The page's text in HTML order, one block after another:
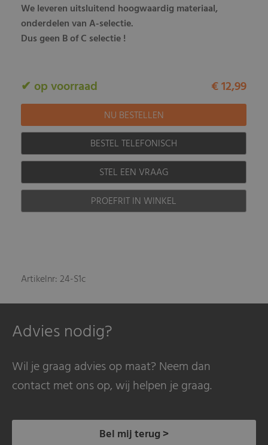
We leveren uitsluitend hoogwaardig materiaal,
onderdelen van A-selectie.
Dus geen B of C selectie !
✔ op voorraad € 12,99
BESTEL TELEFONISCH
STEL EEN VRAAG
PROEFRIT IN WINKEL
Artikelnr: 24-S1c
Advies nodig?
Wil je graag advies op maat? Neem dan
contact met ons op, wij helpen je graag.
Bel mij terug >